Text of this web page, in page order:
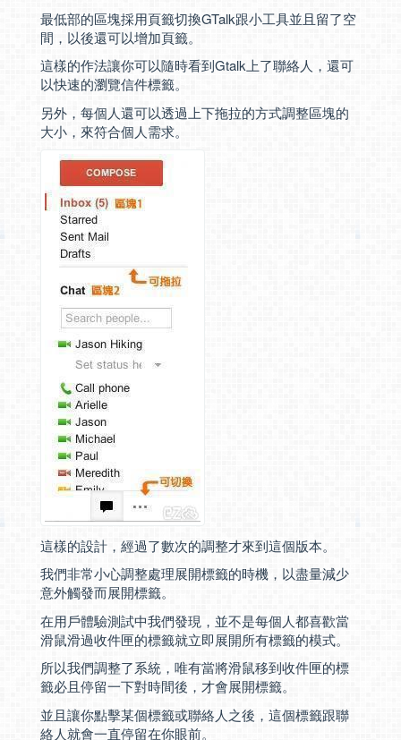
最低部的區塊採用頁籤切換GTalk跟小工具並且留了空
間，以後還可以增加頁籤。
這樣的作法讓你可以隨時看到Gtalk上了聯絡人，還可
以快速的瀏覽信件標籤。
另外，每個人還可以透過上下拖拉的方式調整區塊的
大小，來符合個人需求。
這樣的設計，經過了數次的調整才來到這個版本。
我們非常小心調整處理展開標籤的時機，以盡量減少
意外觸發而展開標籤。
在用戶體驗測試中我們發現，並不是每個人都喜歡當
滑鼠滑過收件匣的標籤就立即展開所有標籤的模式。
所以我們調整了系統，唯有當將滑鼠移到收件匣的標
籤必且停留一下對時間後，才會展開標籤。
並且讓你點擊某個標籤或聯絡人之後，這個標籤跟聯
絡人就會一直停留在你眼前。